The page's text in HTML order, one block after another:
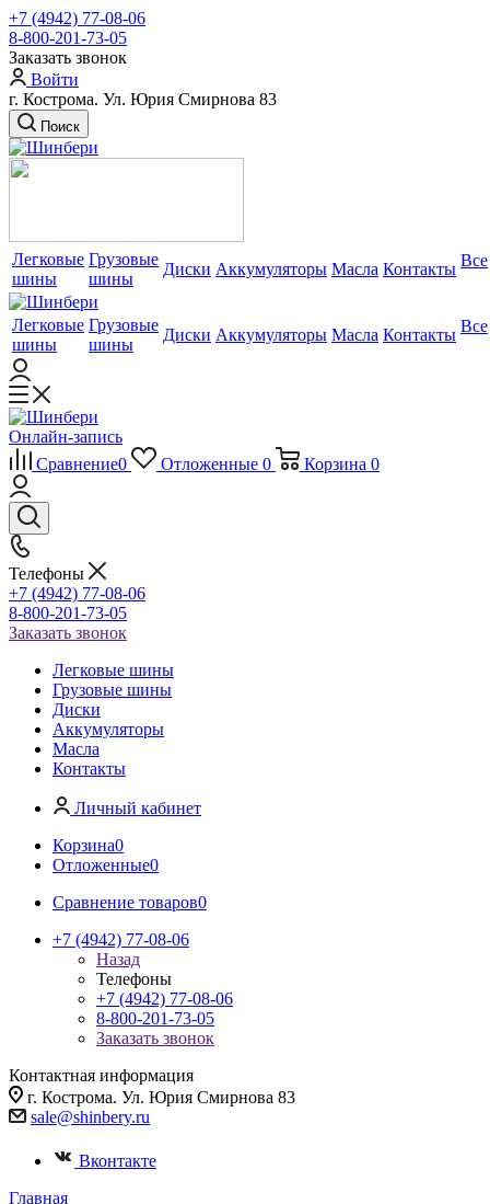
+7 (4942) 77-08-06
8-800-201-73-05
Заказать звонок
Войти
г. Кострома. Ул. Юрия Смирнова 83
Поиск
Легковые
шины
Грузовые
шины
Диски Аккумуляторы Масла Контакты Все
Легковые
шины
Грузовые
шины
Диски Аккумуляторы Масла Контакты Все
Онлайн-запись
Сравнение0 Отложенные 0 Корзина 0
Телефоны
+7 (4942) 77-08-06
8-800-201-73-05
Заказать звонок
Легковые шины
Грузовые шины
Диски
Аккумуляторы
Масла
Контакты
Личный кабинет
Корзина0
Отложенные0
Сравнение товаров0
+7 (4942) 77-08-06
Назад
Телефоны
+7 (4942) 77-08-06
8-800-201-73-05
Заказать звонок
Контактная информация
г. Кострома. Ул. Юрия Смирнова 83
sale@shinbery.ru
Вконтакте
Главная